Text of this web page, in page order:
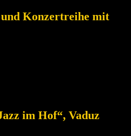
und Konzertreihe mit
im Hof“, Vaduz